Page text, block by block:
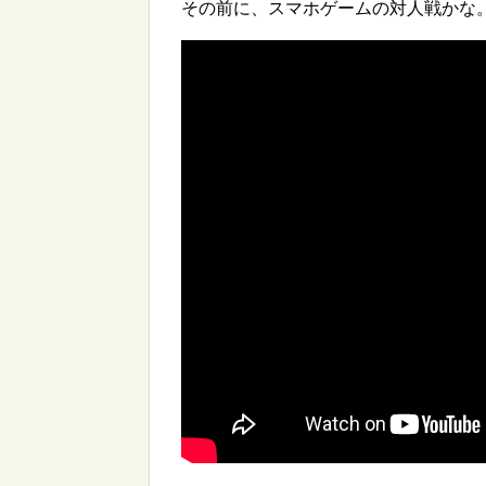
その前に、スマホゲームの対人戦かな